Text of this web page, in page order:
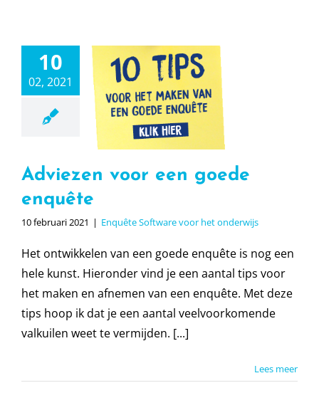
10
02, 2021
voor
goede
Adviezen voor een goede
enquête
10 februari 2021 | Enquête Software voor het onderwijs
Het ontwikkelen van een goede enquête is nog een
hele kunst. Hieronder vind je een aantal tips voor
het maken en afnemen van een enquête. Met deze
tips hoop ik dat je een aantal veelvoorkomende
valkuilen weet te vermijden. [...]
Lees meer